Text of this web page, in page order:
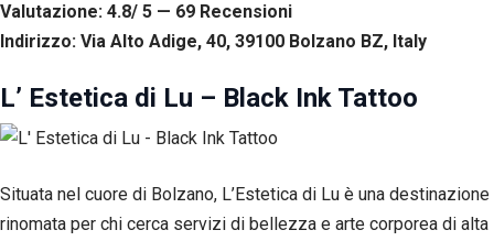
Valutazione: 4.8/ 5 — 69 Recensioni
Indirizzo: Via Alto Adige, 40, 39100 Bolzano BZ, Italy
L’ Estetica di Lu – Black Ink Tattoo
Situata nel cuore di Bolzano, L’Estetica di Lu è una destinazione
rinomata per chi cerca servizi di bellezza e arte corporea di alta